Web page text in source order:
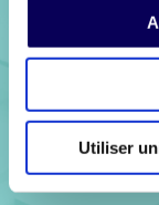
Utiliser